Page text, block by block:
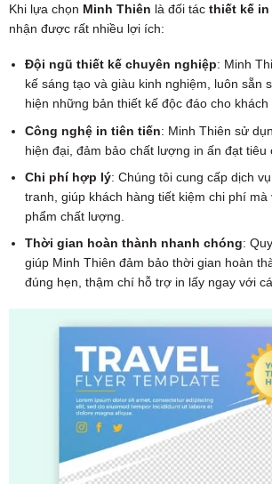
Khi lựa chọn Minh Thiên là đối tác thiết kế
nhận được rất nhiều lợi ích:
Đội ngũ thiết kế chuyên nghiệp: Minh
kế sáng tạo và giàu kinh nghiệm, luôn sẵn
hiện những bản thiết kế độc đáo cho khách
Công nghệ in tiên tiến: Minh Thiên sử
hiện đại, đảm bảo chất lượng in ấn đạt tiêu
Chi phí hợp lý: Chúng tôi cung cấp dịch
tranh, giúp khách hàng tiết kiệm chi phí
phẩm chất lượng.
Thời gian hoàn thành nhanh chóng:
giúp Minh Thiên đảm bảo thời gian hoàn
đúng hẹn, thậm chí hỗ trợ in lấy ngay với